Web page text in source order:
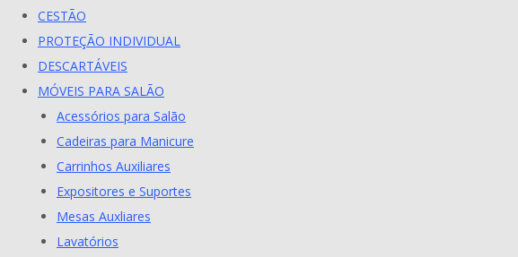
CESTÃO
PROTEÇÃO INDIVIDUAL
DESCARTÁVEIS
MÓVEIS PARA SALÃO
Acessórios para Salão
Cadeiras para Manicure
Carrinhos Auxiliares
Expositores e Suportes
Mesas Auxliares
Lavatórios